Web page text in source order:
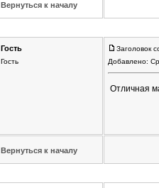
Вернуться к началу
Гость
Гость
Заголовок
Добавлено:
Отличная
Вернуться к началу